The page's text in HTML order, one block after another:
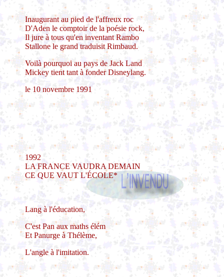
Inaugurant au pied de l'affreux roc
D'Aden le comptoir de la poésie rock,
Il jure à tous qu'en inventant Rambo
Stallone le grand traduisit Rimbaud.
Voilà pourquoi au pays de Jack Land
Mickey tient tant à fonder Disneylang.
le 10 novembre 1991
1992
LA FRANCE VAUDRA DEMAIN
CE QUE VAUT L'ÉCOLE*
Lang à l'éducation,
C'est Pan aux maths élém
Et Panurge à Thélème,
L'angle à l'imitation.